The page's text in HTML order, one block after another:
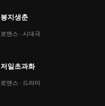
봉지생춘
로맨스 · 시대극
저일초과화
로맨스 · 드라마